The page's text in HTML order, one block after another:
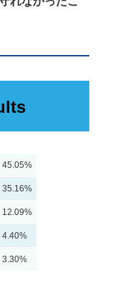
45.05%
35.16%
12.09%
4.40%
3.30%